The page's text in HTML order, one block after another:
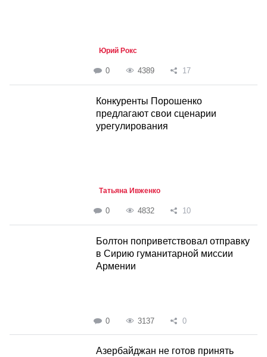
Юрий Рокс
0 4389 17
Конкуренты Порошенко
предлагают свои сценарии
урегулирования
Татьяна Ивженко
0 4832 10
Болтон поприветствовал отправку
в Сирию гуманитарной миссии
Армении
0 3137 0
Азербайджан не готов принять